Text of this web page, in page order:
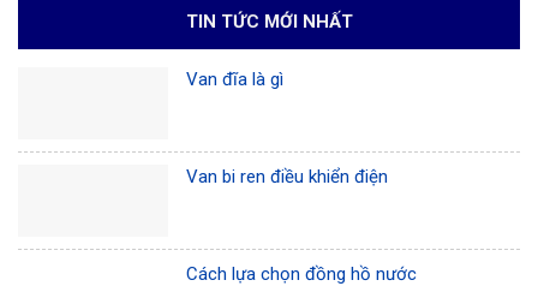
TIN TỨC MỚI NHẤT
Van đĩa là gì
Van bi ren điều khiển điện
Cách lựa chọn đồng hồ nước